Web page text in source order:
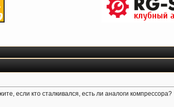
если кто сталкивался, есть ли аналоги компрессора?